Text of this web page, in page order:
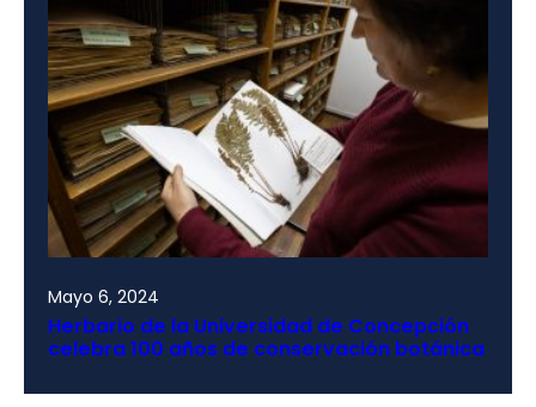
Mayo 6, 2024
Herbario de la Universidad de Concepción
celebra 100 años de conservación botánica